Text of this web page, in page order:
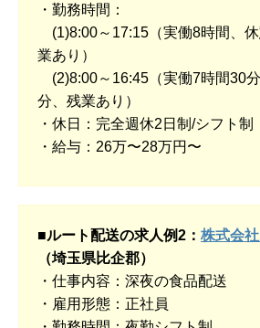
・勤務時間：
(1)8:00～17:15（実働8時間、
業あり）
(2)8:00～16:45（実働7時間30
分、残業あり）
・休日：完全週休2日制/シフト制
・給与：26万〜28万円〜
■ルート配送の求人例2： 株式会
（埼玉県比企郡）
・仕事内容：深夜の食品配送
・雇用形態：正社員